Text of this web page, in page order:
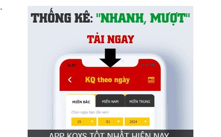
Chính sách quyền riêng tư
mail.nguoinoitieng.tv@gmail.com